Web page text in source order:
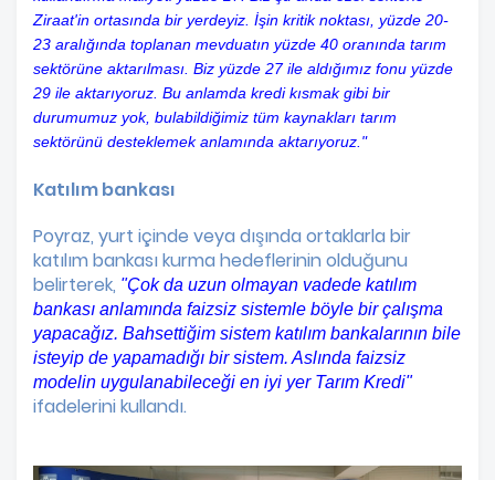
Ziraat'in ortasında bir yerdeyiz. İşin kritik noktası, yüzde 20-
23 aralığında toplanan mevduatın yüzde 40 oranında tarım
sektörüne aktarılması. Biz yüzde 27 ile aldığımız fonu yüzde
29 ile aktarıyoruz. Bu anlamda kredi kısmak gibi bir
durumumuz yok, bulabildiğimiz tüm kaynakları tarım
sektörünü desteklemek anlamında aktarıyoruz."
Katılım bankası
Poyraz, yurt içinde veya dışında ortaklarla bir
katılım bankası kurma hedeflerinin olduğunu
belirterek, "Çok da uzun olmayan vadede katılım
bankası anlamında faizsiz sistemle böyle bir çalışma
yapacağız. Bahsettiğim sistem katılım bankalarının bile
isteyip de yapamadığı bir sistem. Aslında faizsiz
modelin uygulanabileceği en iyi yer Tarım Kredi"
ifadelerini kullandı.